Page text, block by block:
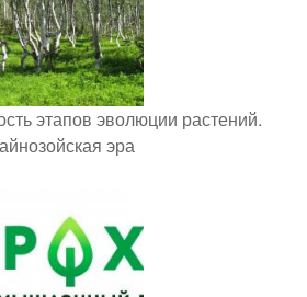
этапов эволюции растений.
эра